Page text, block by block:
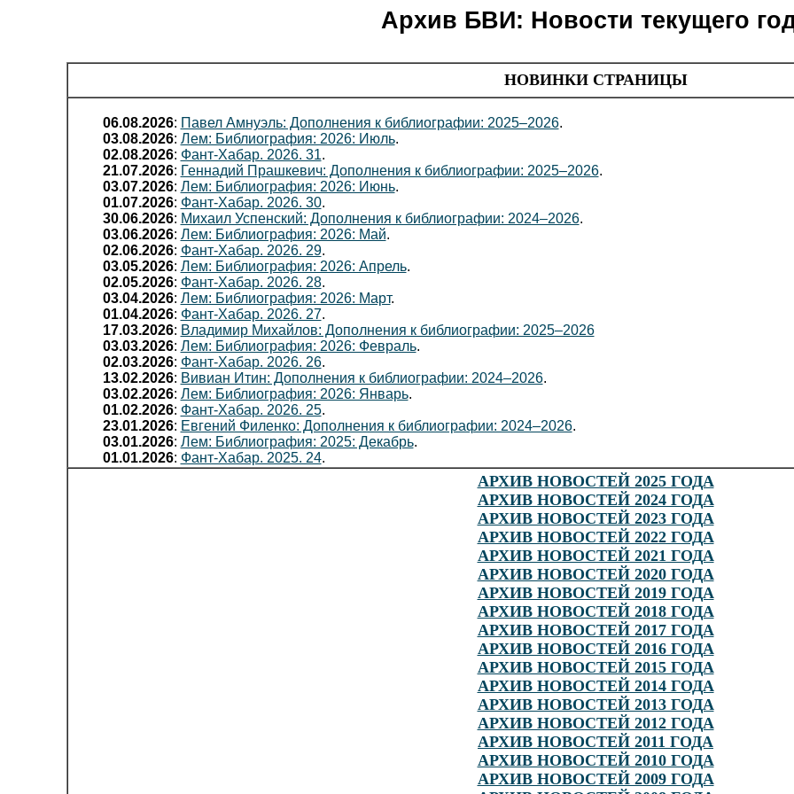
Архив БВИ: Новости текущего
НОВИНКИ СТРАНИЦЫ
06.08.2026: Павел Амнуэль: Дополнения к библиографии: 2025–2026.
03.08.2026: Лем: Библиография: 2026: Июль.
02.08.2026: Фант-Хабар. 2026. 31.
21.07.2026: Геннадий Прашкевич: Дополнения к библиографии: 2025–2026.
03.07.2026: Лем: Библиография: 2026: Июнь.
01.07.2026: Фант-Хабар. 2026. 30.
30.06.2026: Михаил Успенский: Дополнения к библиографии: 2024–2026.
03.06.2026: Лем: Библиография: 2026: Май.
02.06.2026: Фант-Хабар. 2026. 29.
03.05.2026: Лем: Библиография: 2026: Апрель.
02.05.2026: Фант-Хабар. 2026. 28.
03.04.2026: Лем: Библиография: 2026: Март.
01.04.2026: Фант-Хабар. 2026. 27.
17.03.2026: Владимир Михайлов: Дополнения к библиографии: 2025–2026
03.03.2026: Лем: Библиография: 2026: Февраль.
02.03.2026: Фант-Хабар. 2026. 26.
13.02.2026: Вивиан Итин: Дополнения к библиографии: 2024–2026.
03.02.2026: Лем: Библиография: 2026: Январь.
01.02.2026: Фант-Хабар. 2026. 25.
23.01.2026: Евгений Филенко: Дополнения к библиографии: 2024–2026.
03.01.2026: Лем: Библиография: 2025: Декабрь.
01.01.2026: Фант-Хабар. 2025. 24.
АРХИВ НОВОСТЕЙ 2025 ГОДА
АРХИВ НОВОСТЕЙ 2024 ГОДА
АРХИВ НОВОСТЕЙ 2023 ГОДА
АРХИВ НОВОСТЕЙ 2022 ГОДА
АРХИВ НОВОСТЕЙ 2021 ГОДА
АРХИВ НОВОСТЕЙ 2020 ГОДА
АРХИВ НОВОСТЕЙ 2019 ГОДА
АРХИВ НОВОСТЕЙ 2018 ГОДА
АРХИВ НОВОСТЕЙ 2017 ГОДА
АРХИВ НОВОСТЕЙ 2016 ГОДА
АРХИВ НОВОСТЕЙ 2015 ГОДА
АРХИВ НОВОСТЕЙ 2014 ГОДА
АРХИВ НОВОСТЕЙ 2013 ГОДА
АРХИВ НОВОСТЕЙ 2012 ГОДА
АРХИВ НОВОСТЕЙ 2011 ГОДА
АРХИВ НОВОСТЕЙ 2010 ГОДА
АРХИВ НОВОСТЕЙ 2009 ГОДА